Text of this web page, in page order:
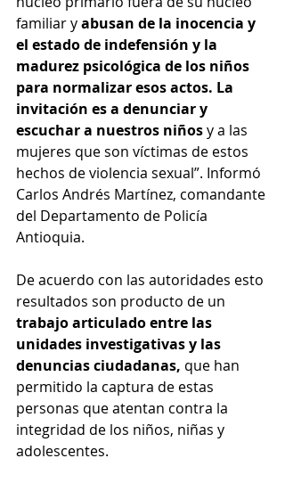
familiar y abusan de la inocencia y
el estado de indefensión y la
madurez psicológica de los niños
para normalizar esos actos. La
invitación es a denunciar y
escuchar a nuestros niños y a las
mujeres que son víctimas de estos
hechos de violencia sexual”. Informó
Carlos Andrés Martínez, comandante
del Departamento de Policía
Antioquia.
De acuerdo con las autoridades esto
resultados son producto de un
trabajo articulado entre las
unidades investigativas y las
denuncias ciudadanas, que han
permitido la captura de estas
personas que atentan contra la
integridad de los niños, niñas y
adolescentes.